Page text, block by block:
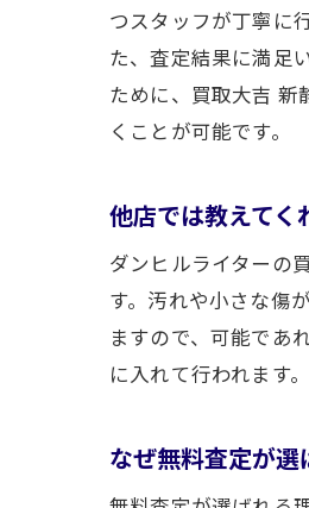
つスタッフが丁寧に
た、査定結果に満足
ために、買取大吉 新
くことが可能です。
他店では教えてく
ダンヒルライターの
す。汚れや小さな傷
ますので、可能であ
に入れて行われます
なぜ無料査定が選